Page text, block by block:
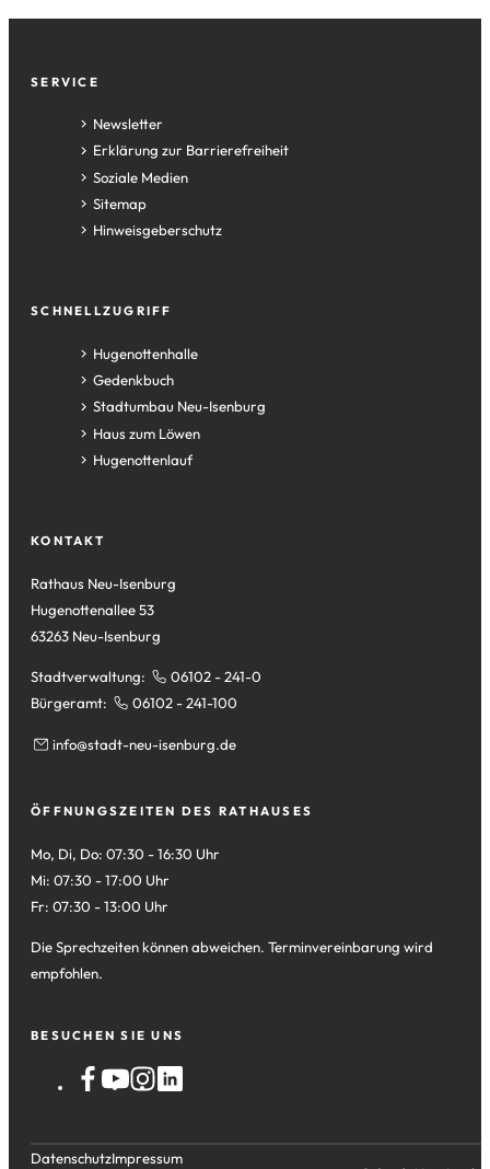
Fußzeile
SERVICE
Newsletter
Erklärung zur Barrierefreiheit
Soziale Medien
Sitemap
Hinweisgeberschutz
SCHNELLZUGRIFF
Hugenottenhalle
(Öffnet
in
einem
neuen
Tab)
Gedenkbuch
(Öffnet
in
einem
neuen
Stadtumbau Neu-Isenburg
(Öffnet
in
einem
Haus zum Löwen
(Öffnet
in
Tab)
Hugenottenlauf
(Öffnet
neuen
KONTAKT
Rathaus Neu-Isenburg
Hugenottenallee 53
63263 Neu-Isenburg
Stadtverwaltung:
06102 - 241-0
Bürgeramt:
06102 - 241-100
info stadt-neu-isenburg de
ÖFFNUNGSZEITEN DES RATHAUSES
Mo, Di, Do: 07:30 - 16:30 Uhr
Mi: 07:30 - 17:00 Uhr
Fr: 07:30 - 13:00 Uhr
Die Sprechzeiten können abweichen. Terminvereinbarung wird
empfohlen.
BESUCHEN SIE UNS
DatenschutzImpressum